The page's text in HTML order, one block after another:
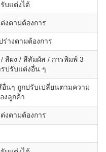
บแต่งได้
งตามต้องการ
ร่างตามต้องการ
/ สีผง / สีสัมผัส / การพิมพ์ 3
ปรับแต่งอื่น ๆ
อื่นๆ ถูกปรับเปลี่ยนตามความ
งลูกค้า
งตามต้องการ